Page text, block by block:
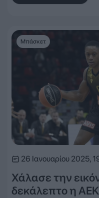
Μπάσκετ
26 Ιανουαρίου 2025,
Χάλασε την
δεκάλεπτο η